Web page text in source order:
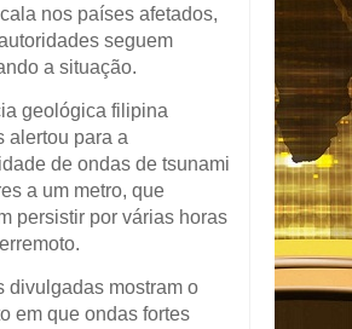
nos países afetados,
seguem
a situação.
geológica filipina
alertou para a
de ondas de tsunami
a um metro, que
persistir por várias horas
divulgadas mostram o
em que ondas fortes